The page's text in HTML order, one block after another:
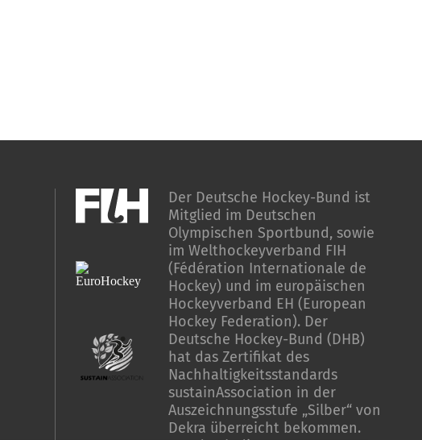
Der Deutsche Hockey-Bund ist
Mitglied im Deutschen
Olympischen Sportbund, sowie
im Welthockeyverband FIH
(Fédération Internationale de
Hockey) und im europäischen
Hockeyverband EH (European
Hockey Federation). Der
Deutsche Hockey-Bund (DHB)
hat das Zertifikat des
Nachhaltigkeitsstandards
sustainAssociation in der
Auszeichnungsstufe „Silber“ von
Dekra überreicht bekommen.